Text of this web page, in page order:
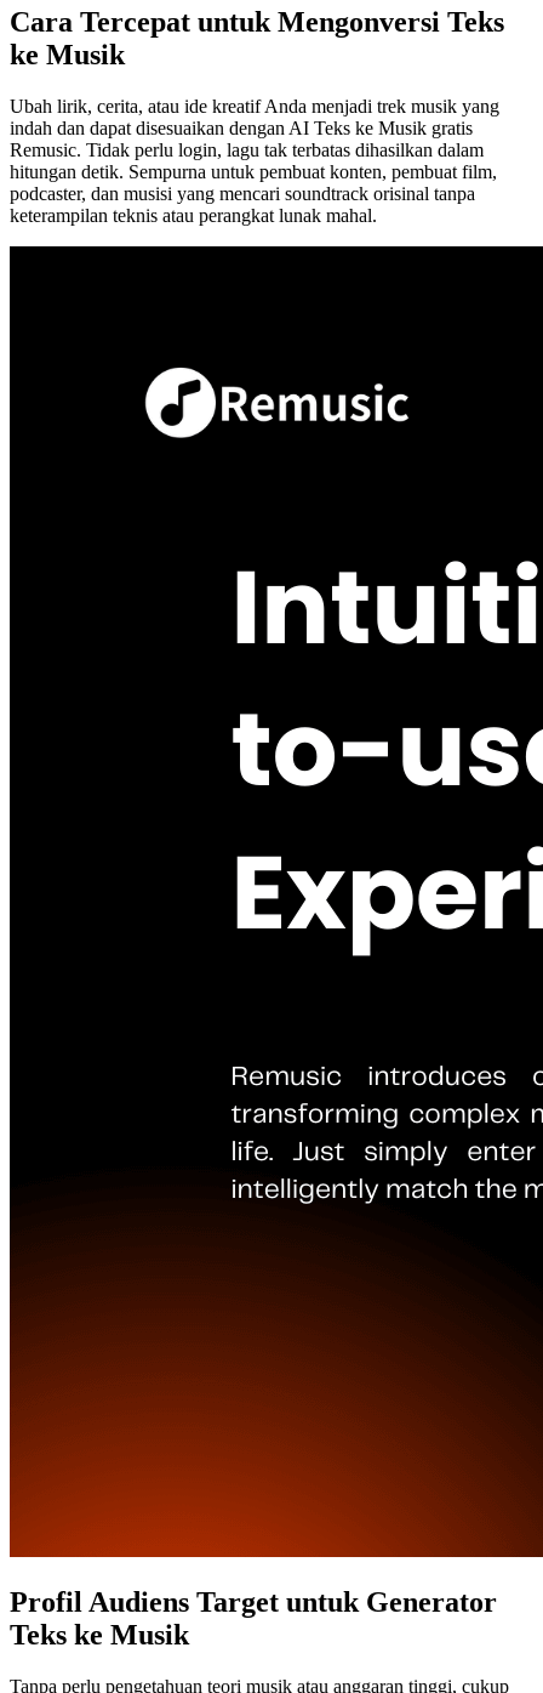
Cara Tercepat untuk Mengonversi Teks
ke Musik
Ubah lirik, cerita, atau ide kreatif Anda menjadi trek musik yang
indah dan dapat disesuaikan dengan AI Teks ke Musik gratis
Remusic. Tidak perlu login, lagu tak terbatas dihasilkan dalam
hitungan detik. Sempurna untuk pembuat konten, pembuat film,
podcaster, dan musisi yang mencari soundtrack orisinal tanpa
keterampilan teknis atau perangkat lunak mahal.
Profil Audiens Target untuk Generator
Teks ke Musik
Tanpa perlu pengetahuan teori musik atau anggaran tinggi, cukup